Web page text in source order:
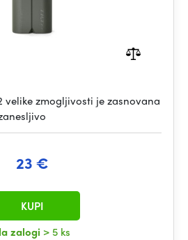
velike zmogljivosti je zasnovana
23 €
zalogi > 5 ks
KUPI